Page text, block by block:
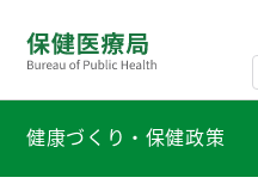
健康づくり・保健政策